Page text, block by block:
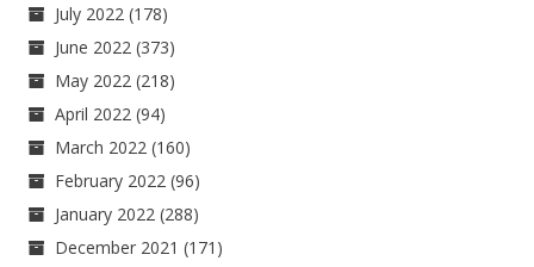
July 2022 (178)
June 2022 (373)
May 2022 (218)
April 2022 (94)
March 2022 (160)
February 2022 (96)
January 2022 (288)
December 2021 (171)